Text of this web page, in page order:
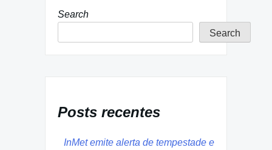
Search
Search
Posts recentes
InMet emite alerta de tempestade e